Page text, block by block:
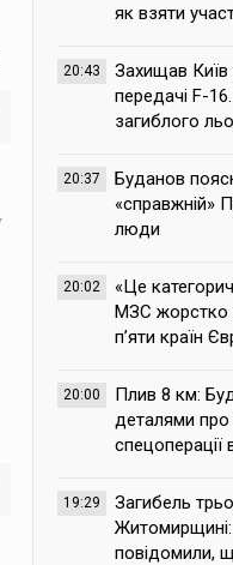
як взяти
20:43
Захищав
передачі F-
загиблого
20:37
Буданов
«справжній»
люди
20:02
«Це
МЗС жорстко
п’яти країн
20:00
Плив 8 км:
деталями про
спецоперації
19:29
Загибель
Житомирщині:
повідомили,